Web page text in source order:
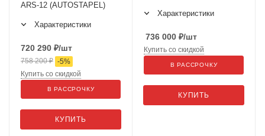
ARS-12 (AUTOSTAPEL)
Характеристики
720 290 ₽/шт
758 200₽ -5%
КУПИТЬ
Купить со скидкой
В РАССРОЧКУ
Характеристики
736 000 ₽/шт
КУПИТЬ
Купить со скидкой
В РАССРОЧКУ